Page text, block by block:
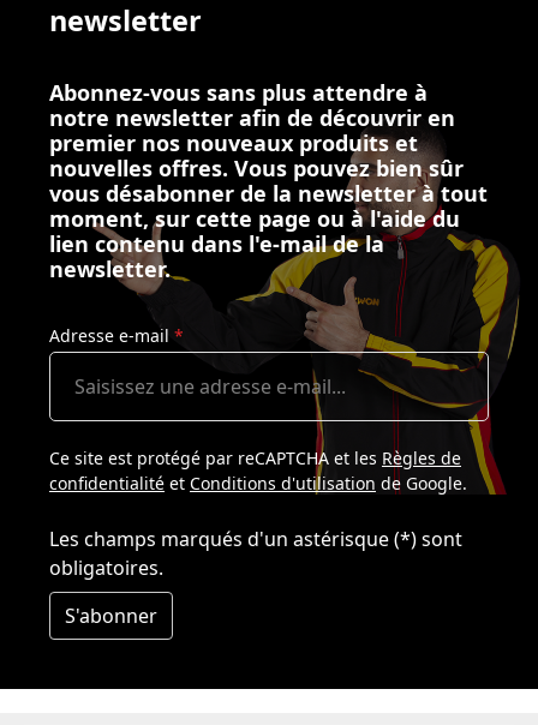
newsletter
Abonnez-vous sans plus attendre à
notre newsletter afin de découvrir en
premier nos nouveaux produits et
nouvelles offres. Vous pouvez bien sûr
vous désabonner de la newsletter à tout
moment, sur cette page ou à l'aide du
lien contenu dans l'e-mail de la
newsletter.
Adresse e-mail *
Ce site est protégé par reCAPTCHA et les Règles de
confidentialité et Conditions d'utilisation de Google.
Les champs marqués d'un astérisque (*) sont
obligatoires.
S'abonner